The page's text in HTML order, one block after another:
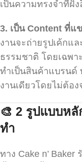
เป็นความทรงจำที่ฝัง
3. เป็น Content ที่แ
งานจะถ่ายรูปเค้กแ
ธรรมชาติ โดยเฉพา
ทำเป็นสินค้าแบรนด์
งานเดียวโดยไม่ต้อ
🎨 2 รูปแบบหลั
ทำ
ทาง Cake n’